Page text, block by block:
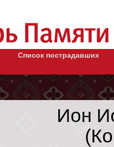
Список пострадавших
Ион